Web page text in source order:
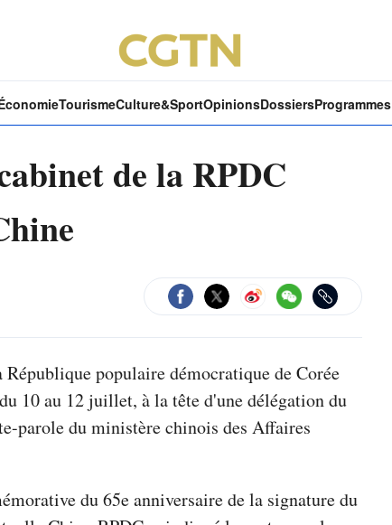
TourismeCulture&SportOpinionsDossiersProgrammes
de la RPDC
populaire démocratique de Corée
10 au 12 juillet, à la tête d'une délégation du
parole du ministère chinois des Affaires
du 65e anniversaire de la signature du